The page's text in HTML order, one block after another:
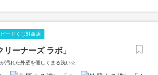
ードくじ対象店
ーナーズ ラボ」
汚れた外壁を優しくまる洗い☆